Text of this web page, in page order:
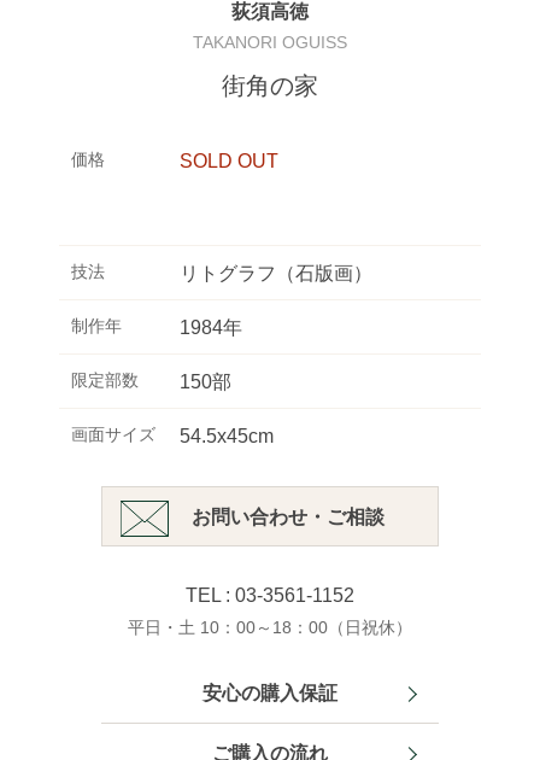
荻須高徳
TAKANORI OGUISS
街角の家
価格 SOLD OUT
技法 リトグラフ（石版画）
制作年 1984年
限定部数 150部
画面サイズ 54.5x45cm
お問い合わせ・ご相談
TEL : 03-3561-1152
平日・土 10：00～18：00（日祝休）
安心の購入保証
ご購入の流れ